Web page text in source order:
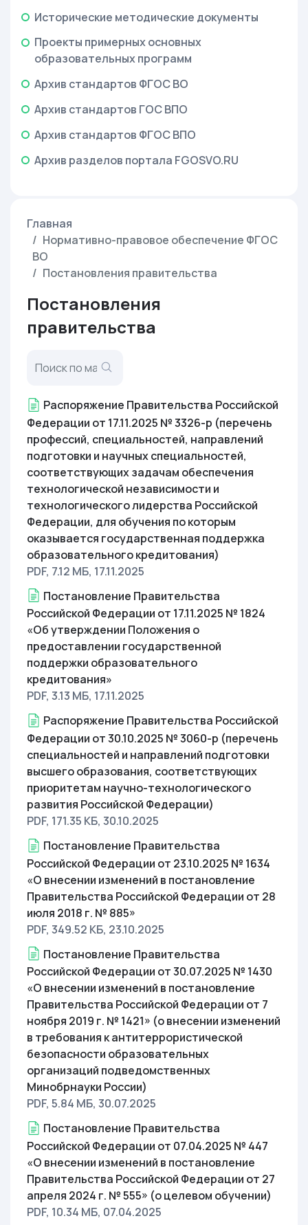
Исторические методические документы
Проекты примерных основных
образовательных программ
Архив стандартов ФГОС ВО
Архив стандартов ГОС ВПО
Архив стандартов ФГОС ВПО
Архив разделов портала FGOSVO.RU
Главная
Нормативно-правовое обеспечение ФГОС
ВО
Постановления правительства
Постановления
правительства
Распоряжение Правительства Российской
Федерации от 17.11.2025 № 3326-р (перечень
профессий, специальностей, направлений
подготовки и научных специальностей,
соответствующих задачам обеспечения
технологической независимости и
технологического лидерства Российской
Федерации, для обучения по которым
оказывается государственная поддержка
образовательного кредитования)
PDF, 7.12 МБ, 17.11.2025
Постановление Правительства
Российской Федерации от 17.11.2025 № 1824
«Об утверждении Положения о
предоставлении государственной
поддержки образовательного
кредитования»
PDF, 3.13 МБ, 17.11.2025
Распоряжение Правительства Российской
Федерации от 30.10.2025 № 3060-р (перечень
специальностей и направлений подготовки
высшего образования, соответствующих
приоритетам научно-технологического
развития Российской Федерации)
PDF, 171.35 КБ, 30.10.2025
Постановление Правительства
Российской Федерации от 23.10.2025 № 1634
«О внесении изменений в постановление
Правительства Российской Федерации от 28
июля 2018 г. № 885»
PDF, 349.52 КБ, 23.10.2025
Постановление Правительства
Российской Федерации от 30.07.2025 № 1430
«О внесении изменений в постановление
Правительства Российской Федерации от 7
ноября 2019 г. № 1421» (о внесении изменений
в требования к антитеррористической
безопасности образовательных
организаций подведомственных
Минобрнауки России)
PDF, 5.84 МБ, 30.07.2025
Постановление Правительства
Российской Федерации от 07.04.2025 № 447
«О внесении изменений в постановление
Правительства Российской Федерации от 27
апреля 2024 г. № 555» (о целевом обучении)
PDF, 10.34 МБ, 07.04.2025